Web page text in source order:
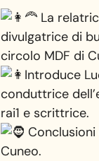
La
divulgatrice di
circolo MDF di
Introduce
conduttrice
rai1 e scrittrice.
Conclusioni
Cuneo.